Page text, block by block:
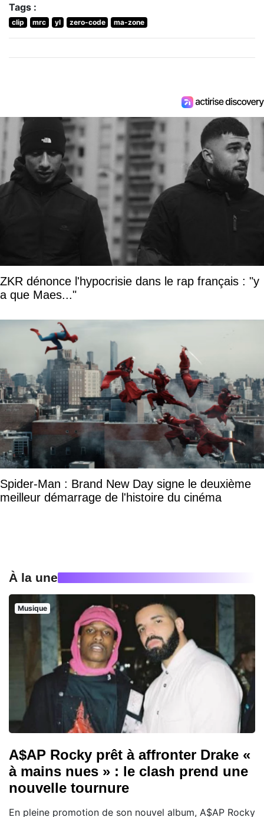
Tags :
clip mrc yl zero-code ma-zone
ZKR dénonce l'hypocrisie dans le rap français : "y
a que Maes..."
Spider-Man : Brand New Day signe le deuxième
meilleur démarrage de l'histoire du cinéma
À la une
Musique
A$AP Rocky prêt à affronter Drake «
à mains nues » : le clash prend une
nouvelle tournure
En pleine promotion de son nouvel album, A$AP Rocky